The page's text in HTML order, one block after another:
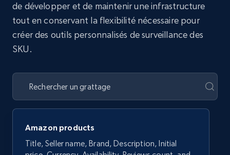
de développer et de maintenir une infrastructure
tout en conservant la flexibilité nécessaire pour
créer des outils personnalisés de surveillance des
SKU.
Amazon products
Title, Seller name, Brand, Description, Initial